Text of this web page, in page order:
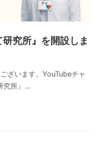
研究所』を開設しま
ざいます。YouTubeチャ
究所』...